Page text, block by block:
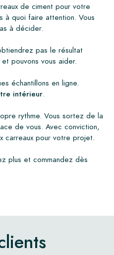
de ciment pour votre
à quoi faire attention. Vous
à décider.
pas le résultat
pouvons vous aider.
échantillons en ligne.
intérieur.
rythme. Vous sortez de la
de vous. Avec conviction,
carreaux pour votre projet.
plus et commandez dès